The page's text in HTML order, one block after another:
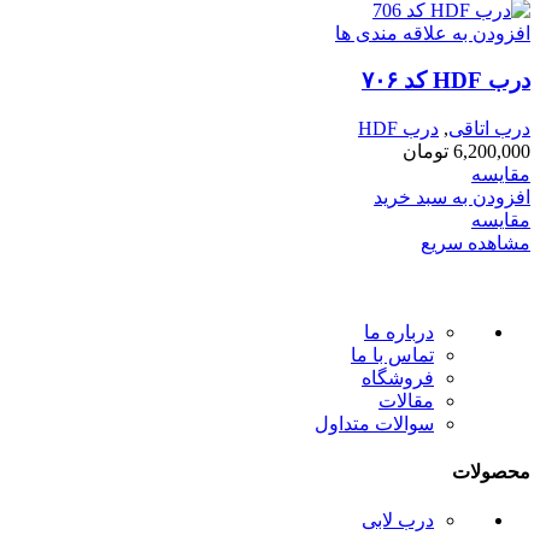
افزودن به علاقه مندی ها
درب HDF کد ۷۰۶
درب اتاقی, درب HDF
6,200,000 تومان
مقایسه
افزودن به سبد خرید
مقایسه
مشاهده سریع
درباره ما
تماس با ما
فروشگاه
مقالات
سوالات متداول
محصولات
درب لابی